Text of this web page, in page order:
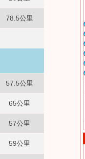
78.5公里
57.5公里
65公里
57公里
59公里